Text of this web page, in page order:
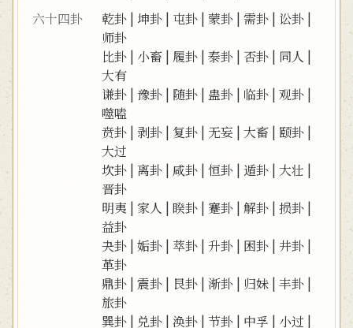
六十四卦
乾卦 | 坤卦 | 屯卦 |蒙卦 |需卦 | 讼卦 |
师卦
比卦 | 小畜 | 履卦 |泰卦 | 否卦 | 同人 |
大有
谦卦 |豫卦 | 随卦 | 蛊卦 | 临卦 |观卦 |
噬嗑
贲卦 | 剥卦 | 复卦 | 无妄 |大畜 | 颐卦 |
大过
坎卦 |离卦 | 咸卦 |恒卦 |遁卦 |大壮 |
晋卦
明夷 |家人 |睽卦 | 蹇卦 |解卦 |损卦 |
益卦
夬卦 |姤卦 | 萃卦 |升卦 | 困卦 |井卦 |
革卦
鼎卦 |震卦 | 艮卦 |渐卦 | 归妹 |丰卦 |
旅卦
巽卦 | 兑卦 |涣卦 |节卦 | 中孚 | 小过 |